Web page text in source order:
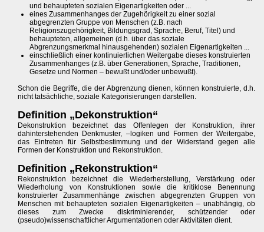
und behaupteten sozialen Eigenartigkeiten oder ...
eines Zusammenhanges der Zugehörigkeit zu einer sozial
abgegrenzten Gruppe von Menschen (z.B. nach
Religionszugehörigkeit, Bildungsgrad, Sprache, Beruf, Titel) und
behaupteten, allgemeinen (d.h. über das soziale
Abgrenzungsmerkmal hinausgehenden) sozialen Eigenartigkeiten ...
einschließlich einer kontinuierlichen Weitergabe dieses konstruierten
Zusammenhanges (z.B. über Generationen, Sprache, Traditionen,
Gesetze und Normen – bewußt und/oder unbewußt).
Schon die Begriffe, die der Abgrenzung dienen, können konstruierte, d.h.
nicht tatsächliche, soziale Kategorisierungen darstellen.
Definition „Dekonstruktion“
Dekonstruktion bezeichnet das Offenlegen der Konstruktion, ihrer
dahinterstehenden Denkmuster, –logiken und Formen der Weitergabe,
das Eintreten für Selbstbestimmung und der Widerstand gegen alle
Formen der Konstruktion und Rekonstruktion.
Definition „Rekonstruktion“
Rekonstruktion bezeichnet die Wiederherstellung, Verstärkung oder
Wiederholung von Konstruktionen sowie die kritiklose Benennung
konstruierter Zusammenhänge zwischen abgegrenzten Gruppen von
Menschen mit behaupteten sozialen Eigenartigkeiten – unabhängig, ob
dieses zum Zwecke diskriminierender, schützender oder
(pseudo)wissenschaftlicher Argumentationen oder Aktivitäten dient.